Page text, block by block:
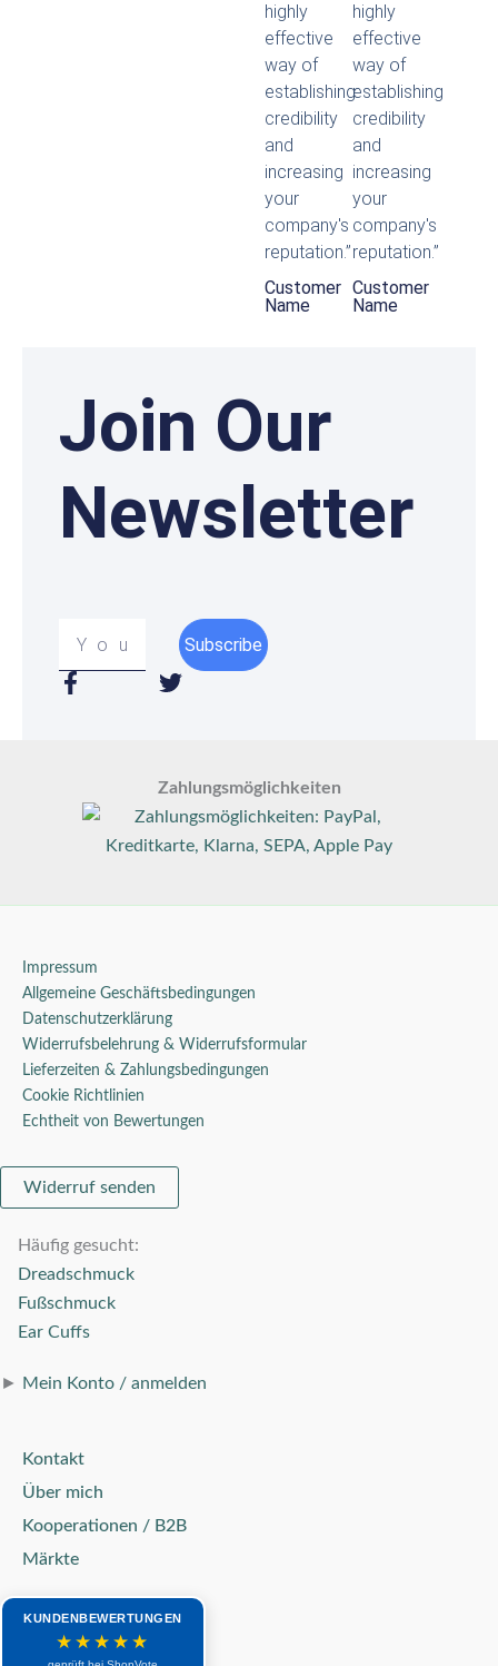
highly
effective
way of
establishing
credibility
and
increasing
your
company's
reputation.”
Customer
Name
highly
effective
way of
establishing
credibility
and
increasing
your
company's
reputation.”
Customer
Name
Join Our
Newsletter
email
Subscribe
F
T
e
r
Zahlungsmöglichkeiten
Impressum
Allgemeine Geschäftsbedingungen
Datenschutzerklärung
Widerrufsbelehrung & Widerrufsformular
Lieferzeiten & Zahlungsbedingungen
Cookie Richtlinien
Echtheit von Bewertungen
Widerruf senden
Häufig gesucht:
Dreadschmuck
Fußschmuck
Ear Cuffs
► Mein Konto / anmelden
Kontakt
Über mich
Kooperationen / B2B
Märkte
KUNDENBEWERTUNGEN
★★★★★